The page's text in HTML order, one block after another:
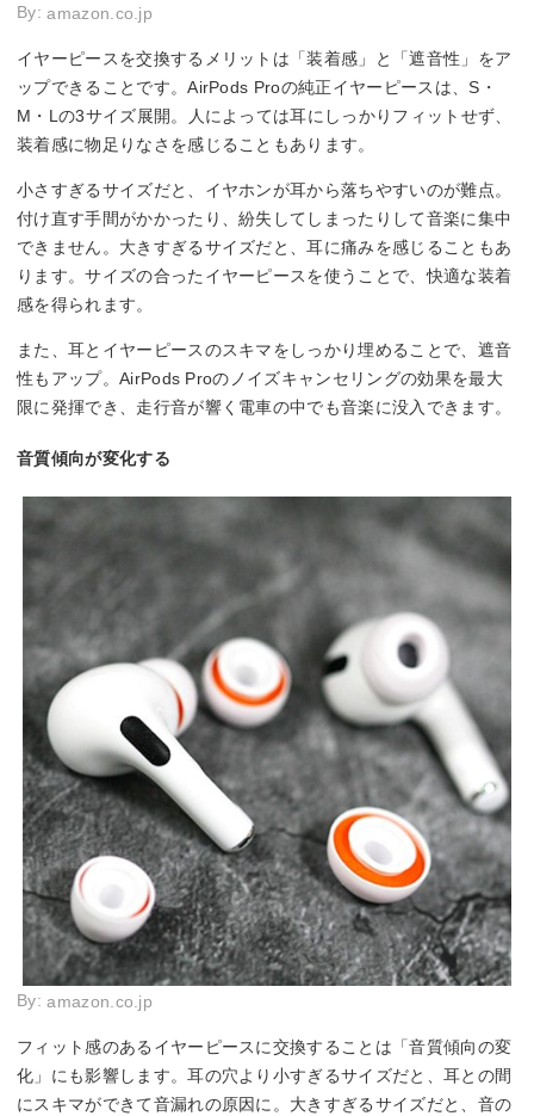
By:amazon.co.jp
イヤーピースを交換するメリットは「装着感」と「遮音性」をア
ップできることです。AirPods Proの純正イヤーピースは、S・
M・Lの3サイズ展開。人によっては耳にしっかりフィットせず、
装着感に物足りなさを感じることもあります。
小さすぎるサイズだと、イヤホンが耳から落ちやすいのが難点。
付け直す手間がかかったり、紛失してしまったりして音楽に集中
できません。大きすぎるサイズだと、耳に痛みを感じることもあ
ります。サイズの合ったイヤーピースを使うことで、快適な装着
感を得られます。
また、耳とイヤーピースのスキマをしっかり埋めることで、遮音
性もアップ。AirPods Proのノイズキャンセリングの効果を最大
限に発揮でき、走行音が響く電車の中でも音楽に没入できます。
音質傾向が変化する
By:amazon.co.jp
フィット感のあるイヤーピースに交換することは「音質傾向の変
化」にも影響します。耳の穴より小すぎるサイズだと、耳との間
にスキマができて音漏れの原因に。大きすぎるサイズだと、音の